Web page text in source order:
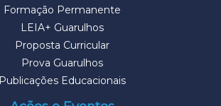
Formação Permanente
LEIA+ Guarulhos
Proposta Curricular
Prova Guarulhos
Publicações Educacionais